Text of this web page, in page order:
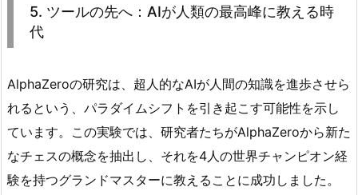
5. ツールの先へ：AIが人類の最高峰に教える時
代
AlphaZeroの研究は、超人的なAIが人間の知識を進歩させら
れるという、パラダイムシフトを引き起こす可能性を示し
ています。この実験では、研究者たちがAlphaZeroから新た
なチェスの概念を抽出し、それを4人の世界チャンピオン経
験を持つグランドマスターに教えることに成功しました。